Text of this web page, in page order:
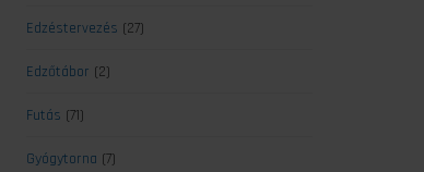
Edzéstervezés (27)
Edzőtábor (2)
Futás (71)
Gyógytorna (7)